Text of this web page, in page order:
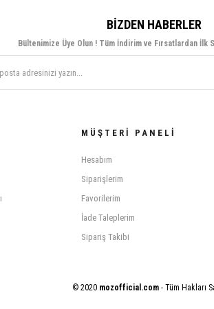
BIZDEN HABERLER
Bültenimize Üye Olun ! Tüm İndirim ve Fırsatlardan İlk
MÜŞTERI PANELI
Hesabım
Siparişlerim
Favorilerim
İade Taleplerim
Sipariş Takibi
© 2020 mozofficial.com - Tüm Hakları